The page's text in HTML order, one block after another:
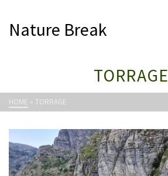
Nature Break
TORRAGE
HOME » TORRAGE